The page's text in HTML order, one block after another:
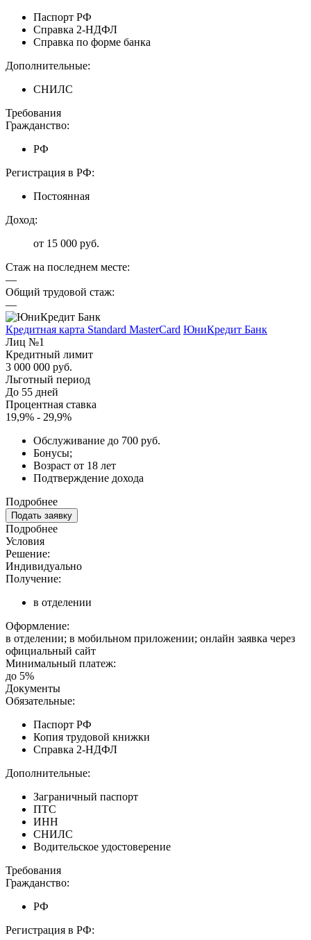
Паспорт РФ
Справка 2-НДФЛ
Справка по форме банка
Дополнительные:
СНИЛС
Требования
Гражданство:
РФ
Регистрация в РФ:
Постоянная
Доход:
от 15 000 руб.
Стаж на последнем месте:
—
Общий трудовой стаж:
—
Кредитная карта Standard MasterCard ЮниКредит Банк
Лиц №1
Кредитный лимит
3 000 000 руб.
Льготный период
До 55 дней
Процентная ставка
19,9% - 29,9%
Обслуживание до 700 руб.
Бонусы;
Возраст от 18 лет
Подтверждение дохода
Подробнее
Подать заявку
Подробнее
Условия
Решение:
Индивидуально
Получение:
в отделении
Оформление:
в отделении; в мобильном приложении; онлайн заявка через
официальный сайт
Минимальный платеж:
до 5%
Документы
Обязательные:
Паспорт РФ
Копия трудовой книжки
Справка 2-НДФЛ
Дополнительные:
Заграничный паспорт
ПТС
ИНН
СНИЛС
Водительское удостоверение
Требования
Гражданство:
РФ
Регистрация в РФ: